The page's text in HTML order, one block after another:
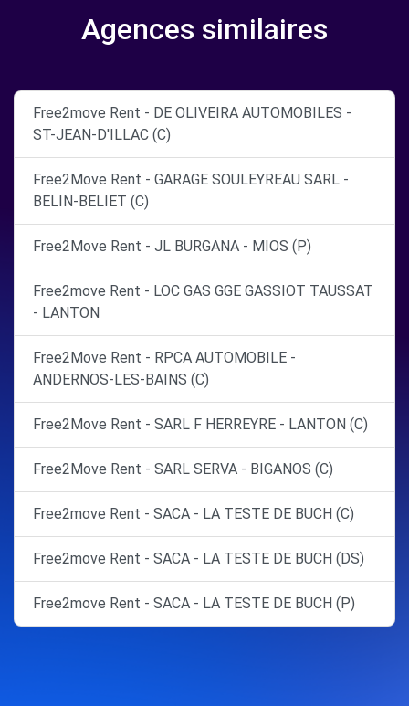
Agences similaires
Free2move Rent - DE OLIVEIRA AUTOMOBILES -
ST-JEAN-D'ILLAC (C)
Free2Move Rent - GARAGE SOULEYREAU SARL -
BELIN-BELIET (C)
Free2Move Rent - JL BURGANA - MIOS (P)
Free2move Rent - LOC GAS GGE GASSIOT TAUSSAT
- LANTON
Free2Move Rent - RPCA AUTOMOBILE -
ANDERNOS-LES-BAINS (C)
Free2Move Rent - SARL F HERREYRE - LANTON (C)
Free2Move Rent - SARL SERVA - BIGANOS (C)
Free2move Rent - SACA - LA TESTE DE BUCH (C)
Free2move Rent - SACA - LA TESTE DE BUCH (DS)
Free2move Rent - SACA - LA TESTE DE BUCH (P)